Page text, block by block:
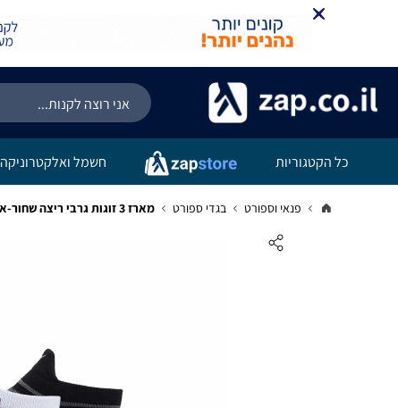
כל הקטגוריות חשמל ואלקטרוניקה
פנאי וספורט בגדי ספורט מארז 3 זוגות גרבי ריצה שחור-אפור-לבן הוקה Hoka U No-Show Run Sock 3-Pack